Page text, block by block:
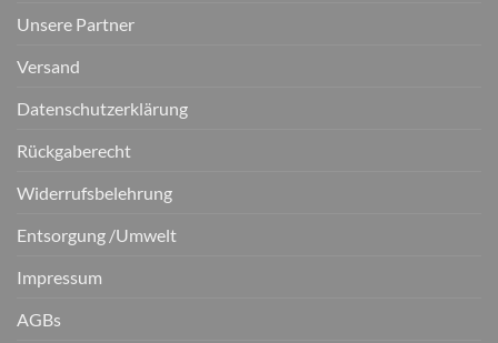
Unsere Partner
Versand
Datenschutzerklärung
Rückgaberecht
Widerrufsbelehrung
Entsorgung /Umwelt
Impressum
AGBs